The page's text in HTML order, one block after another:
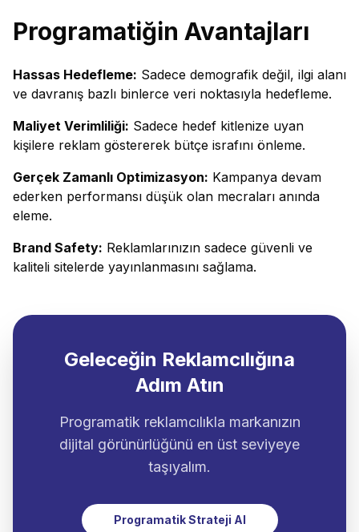
Programatiğin Avantajları
Hassas Hedefleme: Sadece demografik değil, ilgi alanı
ve davranış bazlı binlerce veri noktasıyla hedefleme.
Maliyet Verimliliği: Sadece hedef kitlenize uyan
kişilere reklam göstererek bütçe israfını önleme.
Gerçek Zamanlı Optimizasyon: Kampanya devam
ederken performansı düşük olan mecraları anında
eleme.
Brand Safety: Reklamlarınızın sadece güvenli ve
kaliteli sitelerde yayınlanmasını sağlama.
Geleceğin Reklamcılığına
Adım Atın
Programatik reklamcılıkla markanızın
dijital görünürlüğünü en üst seviyeye
taşıyalım.
Programatik Strateji Al